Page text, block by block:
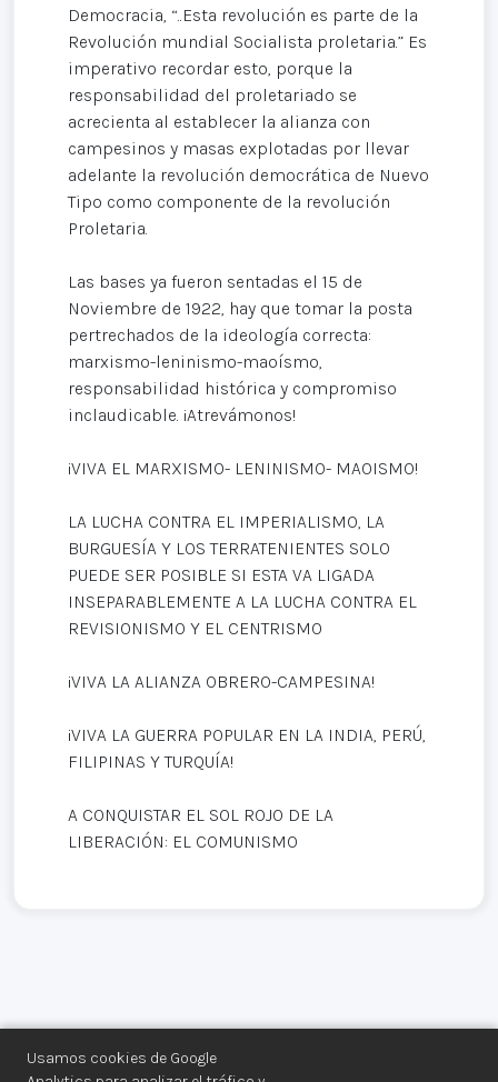
Usamos cookies de Google
Democracia, “..Esta revolución es parte de la
Revolución mundial Socialista proletaria.” Es
imperativo recordar esto, porque la
responsabilidad del proletariado se
acrecienta al establecer la alianza con
campesinos y masas explotadas por llevar
adelante la revolución democrática de Nuevo
Tipo como componente de la revolución
Proletaria.
Las bases ya fueron sentadas el 15 de
Noviembre de 1922, hay que tomar la posta
pertrechados de la ideología correcta:
marxismo-leninismo-maoísmo,
responsabilidad histórica y compromiso
inclaudicable. ¡Atrevámonos!
¡VIVA EL MARXISMO- LENINISMO- MAOISMO!
LA LUCHA CONTRA EL IMPERIALISMO, LA
BURGUESÍA Y LOS TERRATENIENTES SOLO
PUEDE SER POSIBLE SI ESTA VA LIGADA
INSEPARABLEMENTE A LA LUCHA CONTRA EL
REVISIONISMO Y EL CENTRISMO
¡VIVA LA ALIANZA OBRERO-CAMPESINA!
¡VIVA LA GUERRA POPULAR EN LA INDIA, PERÚ,
FILIPINAS Y TURQUÍA!
A CONQUISTAR EL SOL ROJO DE LA
LIBERACIÓN: EL COMUNISMO